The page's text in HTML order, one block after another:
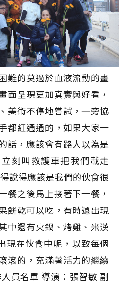
難的莫過於血液流動的畫
面呈現更加真實與好看，
美術不停地嘗試，一旁協
都紅通通的，如果大家一
話，應該會有路人以為是
刻叫救護車把我們載走
說得應該是我們的伙食很
餐之後馬上接著下一餐，
餅乾可以吃，有時還出現
中還有火鍋、烤雞、米漢
現在伙食中呢，以致每個
滾的，充滿著活力的繼續
員名單 導演：張智敏 副